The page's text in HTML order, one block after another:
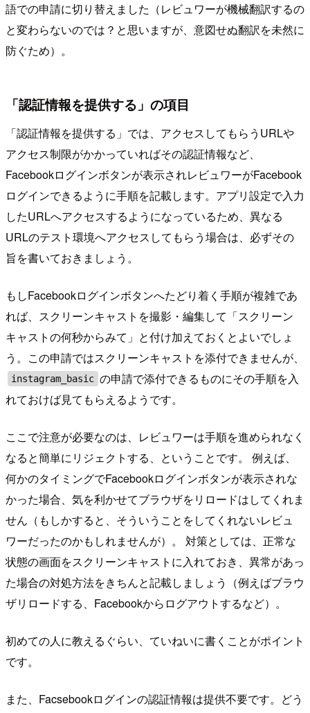
語での申請に切り替えました（レビュワーが機械翻訳するの
と変わらないのでは？と思いますが、意図せぬ翻訳を未然に
防ぐため）。
「認証情報を提供する」の項目
「認証情報を提供する」では、アクセスしてもらうURLや
アクセス制限がかかっていればその認証情報など、
Facebookログインボタンが表示されレビュワーがFacebook
ログインできるように手順を記載します。アプリ設定で入力
したURLへアクセスするようになっているため、異なる
URLのテスト環境へアクセスしてもらう場合は、必ずその
旨を書いておきましょう。
もしFacebookログインボタンへたどり着く手順が複雑であ
れば、スクリーンキャストを撮影・編集して「スクリーン
キャストの何秒からみて」と付け加えておくとよいでしょ
う。この申請ではスクリーンキャストを添付できませんが、
instagram_basic の申請で添付できるものにその手順を入
れておけば見てもらえるようです。
ここで注意が必要なのは、レビュワーは手順を進められなく
なると簡単にリジェクトする、ということです。 例えば、
何かのタイミングでFacebookログインボタンが表示されな
かった場合、気を利かせてブラウザをリロードはしてくれま
せん（もしかすると、そういうことをしてくれないレビュ
ワーだったのかもしれませんが）。 対策としては、正常な
状態の画面をスクリーンキャストに入れておき、異常があっ
た場合の対処方法をきちんと記載しましょう（例えばブラウ
ザリロードする、Facebookからログアウトするなど）。
初めての人に教えるぐらい、ていねいに書くことがポイント
です。
また、Facsebookログインの認証情報は提供不要です。どう